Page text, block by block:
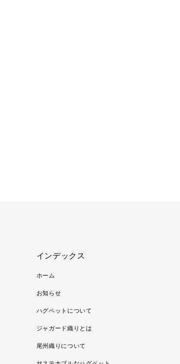
インデックス
ホーム
お知らせ
ハグペットについて
ジャガード織りとは
尾州織りについて